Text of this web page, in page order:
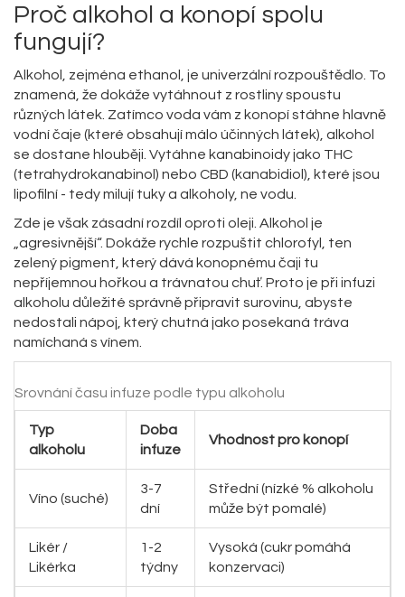
Proč alkohol a konopí spolu
fungují?
Alkohol, zejména ethanol, je univerzální rozpouštědlo. To
znamená, že dokáže vytáhnout z rostliny spoustu
různých látek. Zatímco voda vám z konopí stáhne hlavně
vodní čaje (které obsahují málo účinných látek), alkohol
se dostane hlouběji. Vytáhne kanabinoidy jako THC
(tetrahydrokanabinol) nebo CBD (kanabidiol), které jsou
lipofilní - tedy milují tuky a alkoholy, ne vodu.
Zde je však zásadní rozdíl oproti oleji. Alkohol je
„agresivnější“. Dokáže rychle rozpuštit chlorofyl, ten
zelený pigment, který dává konopnému čaji tu
nepříjemnou hořkou a trávnatou chuť. Proto je při infuzi
alkoholu důležité správně připravit surovinu, abyste
nedostali nápoj, který chutná jako posekaná tráva
namíchaná s vínem.
Srovnání času infuze podle typu alkoholu
Typ
alkoholu
Doba
infuze
Vhodnost pro konopí
Víno (suché)
3-7
dní
Střední (nízké % alkoholu
může být pomalé)
Likér /
Likérka
1-2
týdny
Vysoká (cukr pomáhá
konzervaci)